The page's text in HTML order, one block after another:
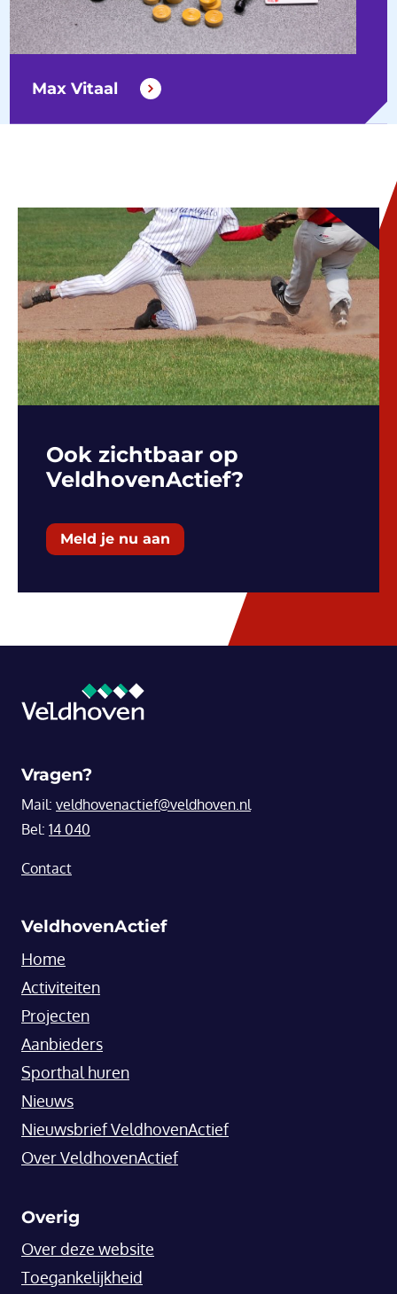
Max Vitaal
Ook zichtbaar op
VeldhovenActief?
Meld je nu aan
Vragen?
Mail: veldhovenactief@veldhoven.nl
Bel: 14 040
Contact
VeldhovenActief
Home
Activiteiten
Projecten
Aanbieders
Sporthal huren
Nieuws
Nieuwsbrief VeldhovenActief
Over VeldhovenActief
Overig
Over deze website
Toegankelijkheid